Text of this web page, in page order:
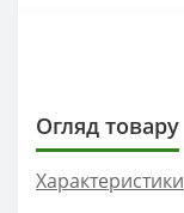
Огляд товару
Характеристики